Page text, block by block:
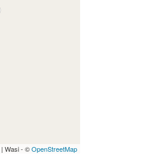
| Wasi - ©OpenStreetMap